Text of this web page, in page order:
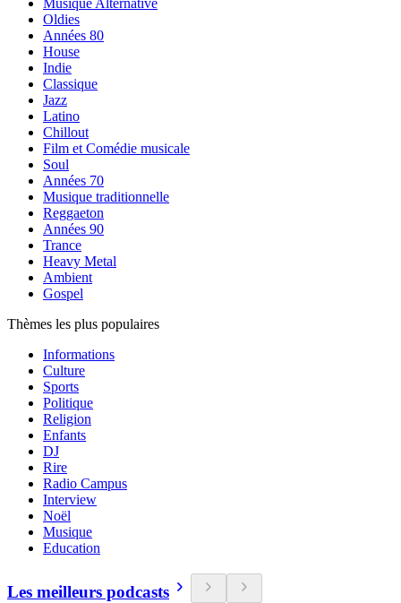
Musique Alternative
Oldies
Années 80
House
Indie
Classique
Jazz
Latino
Chillout
Film et Comédie musicale
Soul
Années 70
Musique traditionnelle
Reggaeton
Années 90
Trance
Heavy Metal
Ambient
Gospel
Thèmes les plus populaires
Informations
Culture
Sports
Politique
Religion
Enfants
DJ
Rire
Radio Campus
Interview
Noël
Musique
Education
Les meilleurs podcasts